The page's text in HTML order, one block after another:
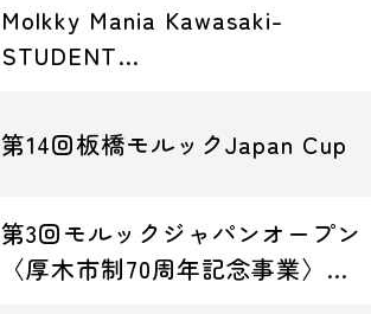
Molkky Mania Kawasaki-
STUDENT…
第14回板橋モルックJapan Cup
第3回モルックジャパンオープン
〈厚木市制70周年記念事業〉…